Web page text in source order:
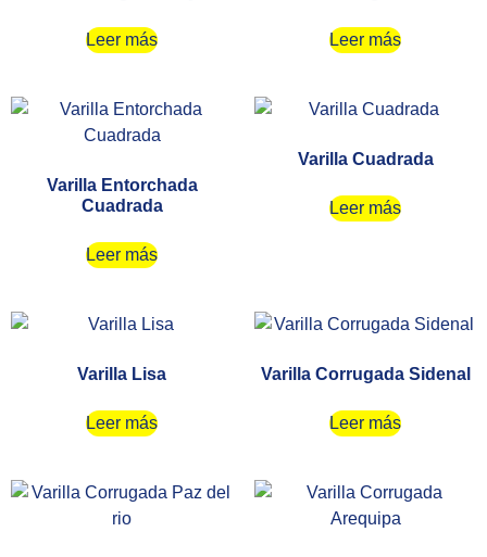
Leer más Leer más
Varilla Entorchada
Cuadrada
Leer más
Varilla Cuadrada
Leer más
Varilla Lisa
Leer más
Varilla Corrugada Sidenal
Leer más